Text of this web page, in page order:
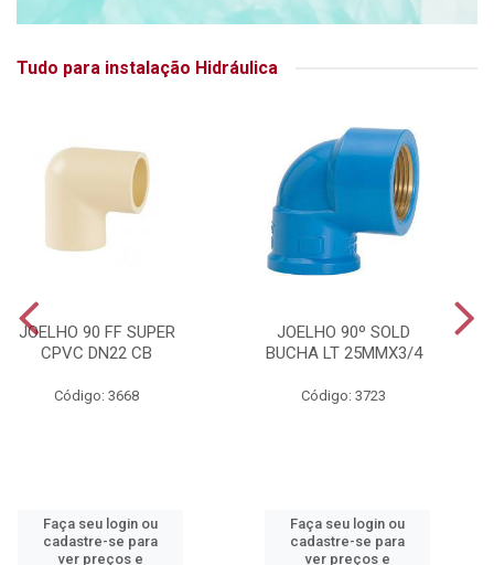
Tudo para instalação Hidráulica
JOELHO 90 FF SUPER
CPVC DN22 CB
Código: 3668
Faça seu login ou
cadastre-se para
ver preços e
JOELHO 90º SOLD
BUCHA LT 25MMX3/4
Código: 3723
Faça seu login ou
cadastre-se para
ver preços e